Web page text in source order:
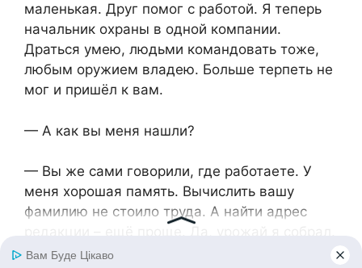
маленькая. Друг помог с работой. Я теперь
начальник охраны в одной компании.
Драться умею, людьми командовать тоже,
любым оружием владею. Больше терпеть не
мог и пришёл к вам.
— А как вы меня нашли?
— Вы же сами говорили, где работаете. У
меня хорошая память. Вычислить вашу
фамилию не стоило труда. А найти адрес
Что-то продал, извините, не сохранить было